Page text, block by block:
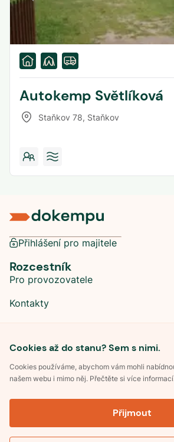
Autokemp Světlíková
Staňkov 78, Staňkov
Cookies až do stanu? Sem s nimi.
Cookies používáme, abychom vám mohli
našem webu i mimo něj. Přečtěte si více
Přijmout
Přihlášení pro majitele
Rozcestník
Pro provozovatele
Kontakty